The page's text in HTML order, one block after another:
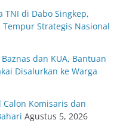
TNI di Dabo Singkep,
Tempur Strategis Nasional
dan KUA, Bantuan
Disalurkan ke Warga
Calon Komisaris dan
Agustus 5, 2026